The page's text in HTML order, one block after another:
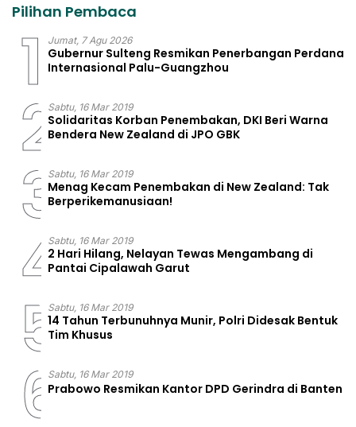
Pilihan Pembaca
1 Jumat, 7 Agu 2026
Gubernur Sulteng Resmikan Penerbangan Perdana
Internasional Palu-Guangzhou
2Sabtu, 16 Mar 2019
Solidaritas Korban Penembakan, DKI Beri Warna
Bendera New Zealand di JPO GBK
3Sabtu, 16 Mar 2019
Menag Kecam Penembakan di New Zealand: Tak
Berperikemanusiaan!
4Sabtu, 16 Mar 2019
2 Hari Hilang, Nelayan Tewas Mengambang di
Pantai Cipalawah Garut
5Sabtu, 16 Mar 2019
14 Tahun Terbunuhnya Munir, Polri Didesak Bentuk
Tim Khusus
6Sabtu, 16 Mar 2019
Prabowo Resmikan Kantor DPD Gerindra di Banten